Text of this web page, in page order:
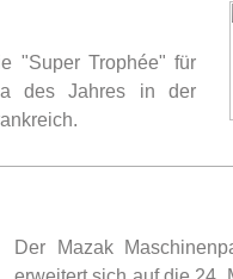
"Super Trophée" für
des Jahres in der
Der Mazak